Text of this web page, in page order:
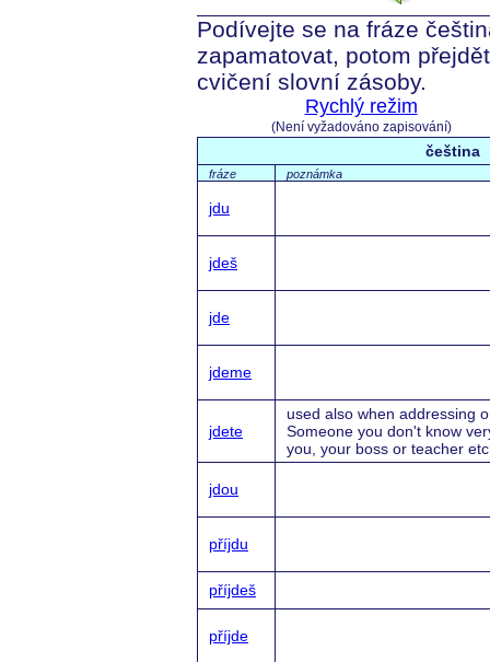
Podívejte se na fráze
zapamatovat, potom
cvičení slovní zásoby.
Rychlý režim
(Není vyžadováno zapisování)
čeština
fráze poznámka
jdu
jdeš
jde
jdeme
jdete
used also when addressing
Someone you don't know
you, your boss or teacher
jdou
příjdu
příjdeš
příjde